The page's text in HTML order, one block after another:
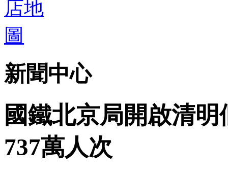
新聞中心
國鐵北京局開啟清
737萬人次